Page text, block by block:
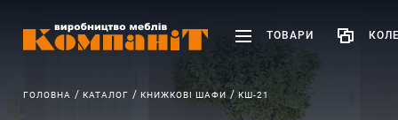
ТОВАРИ
ГОЛОВНА КАТАЛОГ КНИЖКОВІ ШАФИ КШ-21